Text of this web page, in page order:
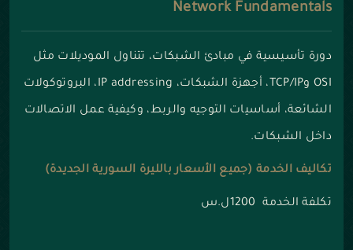
Network Fundamentals
دورة تأسيسية في مبادئ الشبكات، تتناول الموديلات مثل
OSI وTCP/IP، أجهزة الشبكات، IP addressing، البروتوكولات
الشائعة، أساسيات التوجيه والربط، وكيفية عمل الاتصالات
داخل الشبكات.
تكاليف الخدمة (جميع الأسعار بالليرة السورية الجديدة)
تكلفة الخدمة 1200ل.س